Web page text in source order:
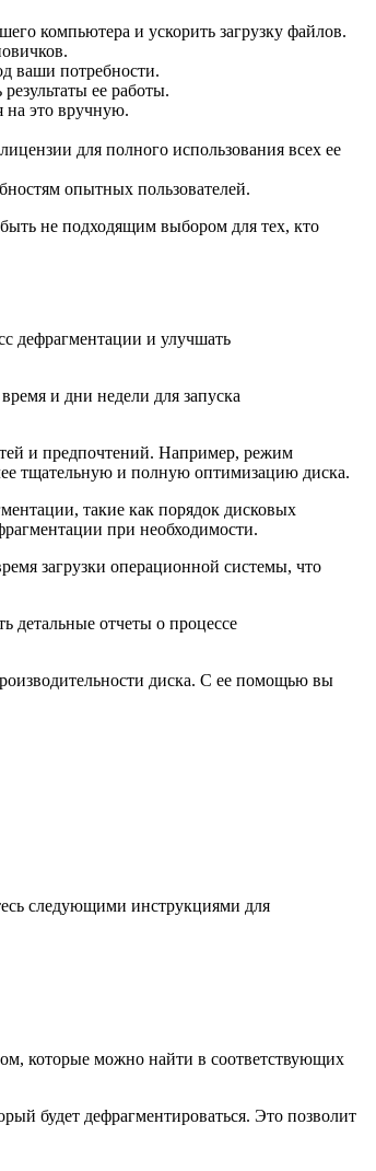
компьютера и ускорить загрузку файлов.
ваши потребности.
ее работы.
на это вручную.
для полного использования всех ее
опытных пользователей.
не подходящим выбором для тех, кто
дефрагментации и улучшать
и дни недели для запуска
и предпочтений. Например, режим
тщательную и полную оптимизацию диска.
такие как порядок дисковых
при необходимости.
загрузки операционной системы, что
детальные отчеты о процессе
диска. С ее помощью вы
следующими инструкциями для
которые можно найти в соответствующих
будет дефрагментироваться. Это позволит